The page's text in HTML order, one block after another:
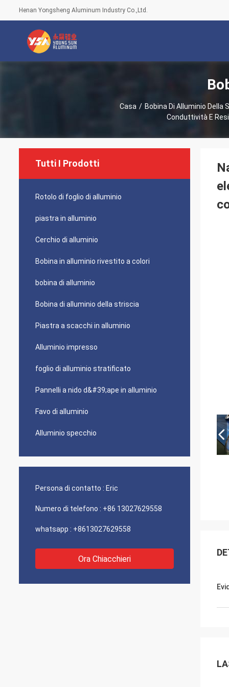
Henan Yongsheng Aluminum Industry Co.,Ltd.
Casa / Bobina Di Alluminio Della
Conduttività E
Tutti I Prodotti
Rotolo di foglio di alluminio
piastra in alluminio
Cerchio di alluminio
Bobina in alluminio rivestito a colori
bobina di alluminio
Bobina di alluminio della striscia
Piastra a scacchi in alluminio
Alluminio impresso
foglio di alluminio stratificato
Pannelli a nido d&#39;ape in alluminio
Favo di alluminio
Alluminio specchio
Persona di contatto : Eric
Numero di telefono : +86 13027629558
whatsapp : +8613027629558
Ora Chiacchieri